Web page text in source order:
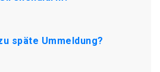
späte Ummeldung?